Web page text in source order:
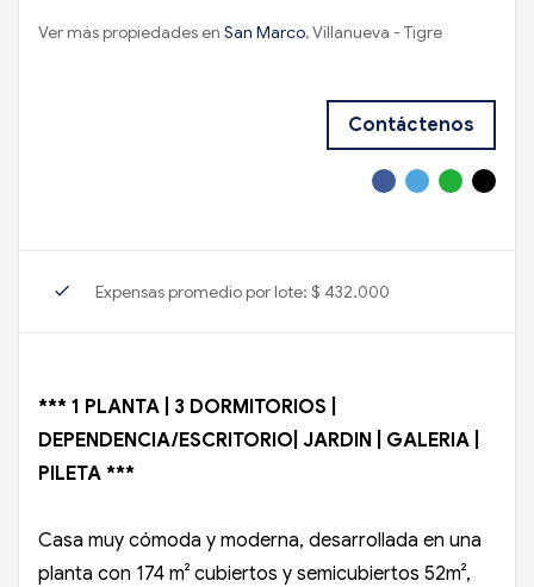
Ver más propiedades en San Marco, Villanueva - Tigre
Contáctenos
check Expensas promedio por lote: $ 432.000
*** 1 PLANTA | 3 DORMITORIOS |
DEPENDENCIA/ESCRITORIO| JARDIN | GALERIA |
PILETA ***
Casa muy cómoda y moderna, desarrollada en una
planta con 174 m² cubiertos y semicubiertos 52m²,